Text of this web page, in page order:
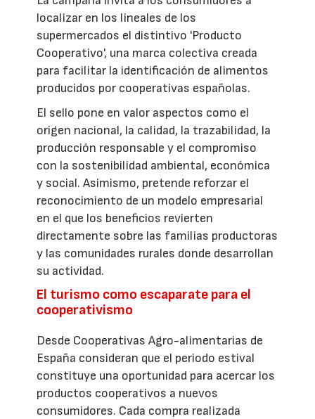
localizar en los lineales de los
supermercados el distintivo 'Producto
Cooperativo', una marca colectiva creada
para facilitar la identificación de alimentos
producidos por cooperativas españolas.
El sello pone en valor aspectos como el
origen nacional, la calidad, la trazabilidad, la
producción responsable y el compromiso
con la sostenibilidad ambiental, económica
y social. Asimismo, pretende reforzar el
reconocimiento de un modelo empresarial
en el que los beneficios revierten
directamente sobre las familias productoras
y las comunidades rurales donde desarrollan
su actividad.
El turismo como escaparate para el
cooperativismo
Desde Cooperativas Agro-alimentarias de
España consideran que el periodo estival
constituye una oportunidad para acercar los
productos cooperativos a nuevos
consumidores. Cada compra realizada